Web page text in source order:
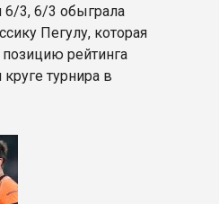
6/3, 6/3 обыграла
Пегулу, которая
рейтинга
турнира в